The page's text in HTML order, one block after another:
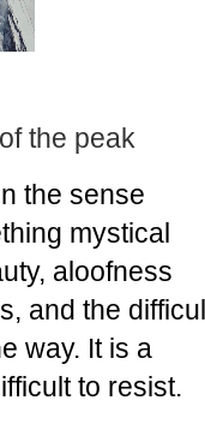
the peak
the sense
mystical
aloofness
and the
way. It is a
to resist.